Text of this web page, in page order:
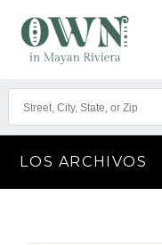
LOS ARCHIVOS